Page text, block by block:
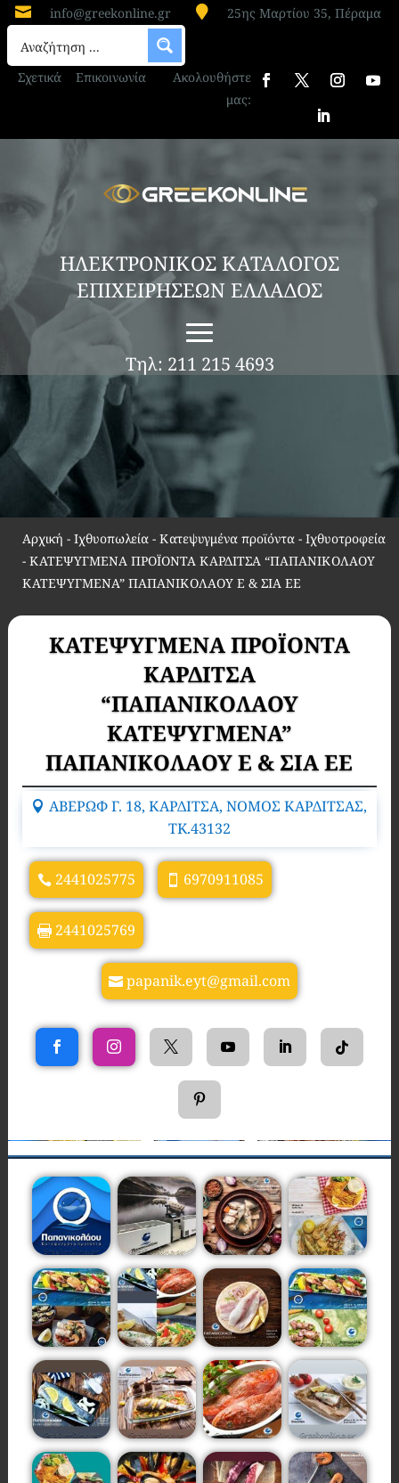
 info@greekonline.gr  25ης Μαρτίου 35, Πέραμα
Σχετικά Επικοινωνία
Ακολουθήστε
μας:
ΗΛΕΚΤΡΟΝΙΚΟΣ ΚΑΤΑΛΟΓΟΣ
ΕΠΙΧΕΙΡΗΣΕΩΝ ΕΛΛΑΔΟΣ
Τηλ: 211 215 4693
Αρχική - Ιχθυοπωλεία - Κατεψυγμένα προϊόντα - Ιχθυοτροφεία
- ΚΑΤΕΨΥΓΜΕΝΑ ΠΡΟΪΟΝΤΑ ΚΑΡΔΙΤΣΑ “ΠΑΠΑΝΙΚΟΛΑΟΥ
ΚΑΤΕΨΥΓΜΕΝΑ” ΠΑΠΑΝΙΚΟΛΑΟΥ Ε & ΣΙΑ ΕΕ
ΚΑΤΕΨΥΓΜΕΝΑ ΠΡΟΪΟΝΤΑ
ΚΑΡΔΙΤΣΑ
“ΠΑΠΑΝΙΚΟΛΑΟΥ
ΚΑΤΕΨΥΓΜΕΝΑ”
ΠΑΠΑΝΙΚΟΛΑΟΥ Ε & ΣΙΑ ΕΕ
ΑΒΕΡΩΦ Γ. 18, ΚΑΡΔΙΤΣΑ, ΝΟΜΟΣ ΚΑΡΔΙΤΣΑΣ,
TK.43132
2441025775 6970911085
2441025769
papanik.eyt@gmail.com